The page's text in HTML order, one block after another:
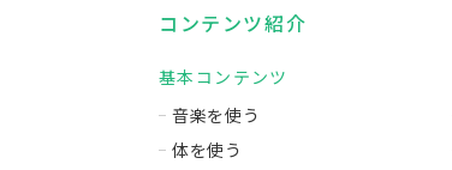
コンテンツ紹介
基本コンテンツ
音楽を使う
体を使う